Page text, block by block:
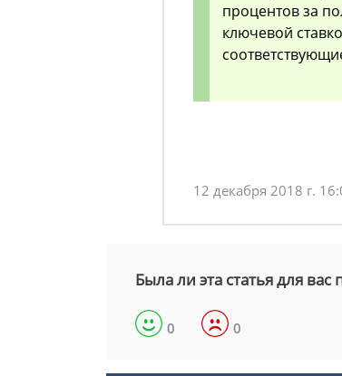
процентов за
ключевой
12 декабря 2018 г.
Была ли эта статья для вас
0 0